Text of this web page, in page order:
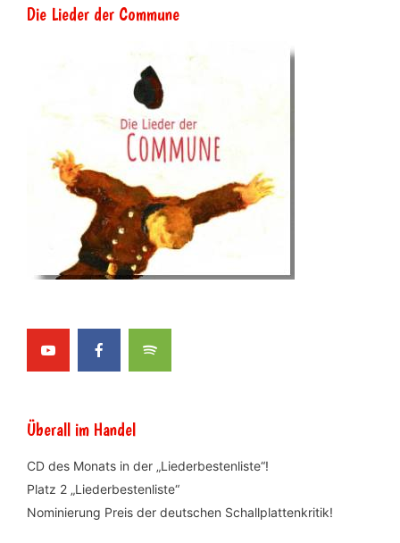
Die Lieder der Commune
Überall im Handel
CD des Monats in der „Liederbestenliste“!
Platz 2 „Liederbestenliste“
Nominierung Preis der deutschen Schallplattenkritik!